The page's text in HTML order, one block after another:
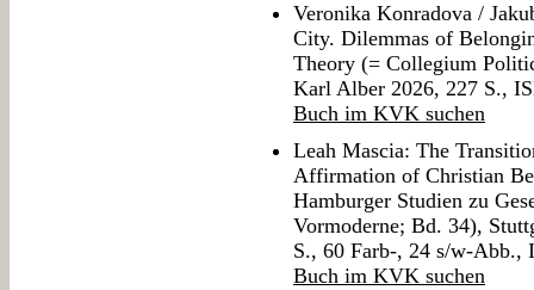
Veronika Konradova /
City. Dilemmas of
Theory (= Collegium
Karl Alber 2026, 227 S.,
Buch im KVK suchen
Leah Mascia: The
Affirmation of Christian
Hamburger Studien zu
Vormoderne; Bd. 34),
S., 60 Farb-, 24 s/w-Abb.,
Buch im KVK suchen